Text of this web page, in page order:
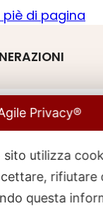
piè di pagina
Privacy®
sito utilizza
rifiutare
questa